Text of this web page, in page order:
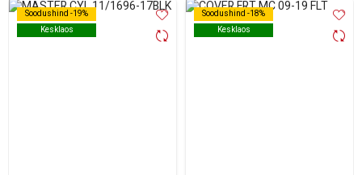
Soodushind -19%
Kesklaos
Soodushind -19%
Kesklaos
Soodushind -18%
Kesklaos
Soodushind -18%
Kesklaos